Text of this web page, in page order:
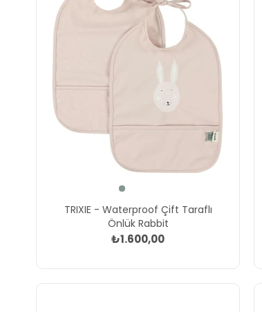
TRIXIE - Waterproof Çift Taraflı
Önlük Rabbit
₺1.600,00